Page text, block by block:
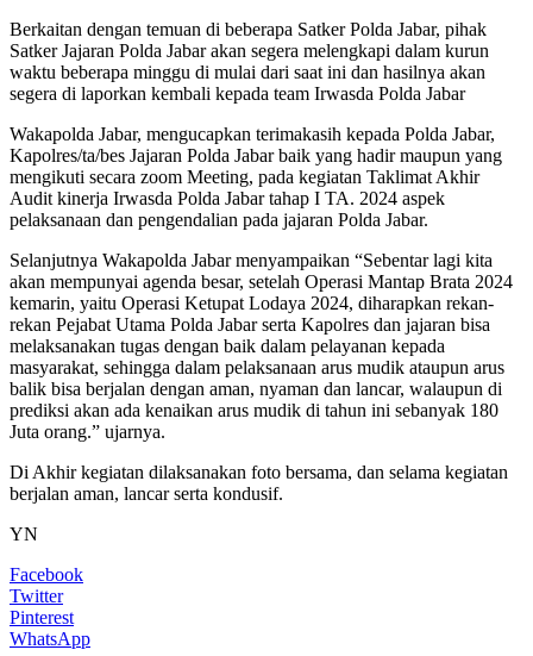
Berkaitan dengan temuan di beberapa Satker Polda Jabar, pihak
Satker Jajaran Polda Jabar akan segera melengkapi dalam kurun
waktu beberapa minggu di mulai dari saat ini dan hasilnya akan
segera di laporkan kembali kepada team Irwasda Polda Jabar
Wakapolda Jabar, mengucapkan terimakasih kepada Polda Jabar,
Kapolres/ta/bes Jajaran Polda Jabar baik yang hadir maupun yang
mengikuti secara zoom Meeting, pada kegiatan Taklimat Akhir
Audit kinerja Irwasda Polda Jabar tahap I TA. 2024 aspek
pelaksanaan dan pengendalian pada jajaran Polda Jabar.
Selanjutnya Wakapolda Jabar menyampaikan “Sebentar lagi kita
akan mempunyai agenda besar, setelah Operasi Mantap Brata 2024
kemarin, yaitu Operasi Ketupat Lodaya 2024, diharapkan rekan-
rekan Pejabat Utama Polda Jabar serta Kapolres dan jajaran bisa
melaksanakan tugas dengan baik dalam pelayanan kepada
masyarakat, sehingga dalam pelaksanaan arus mudik ataupun arus
balik bisa berjalan dengan aman, nyaman dan lancar, walaupun di
prediksi akan ada kenaikan arus mudik di tahun ini sebanyak 180
Juta orang.” ujarnya.
Di Akhir kegiatan dilaksanakan foto bersama, dan selama kegiatan
berjalan aman, lancar serta kondusif.
YN
Facebook
Twitter
Pinterest
WhatsApp